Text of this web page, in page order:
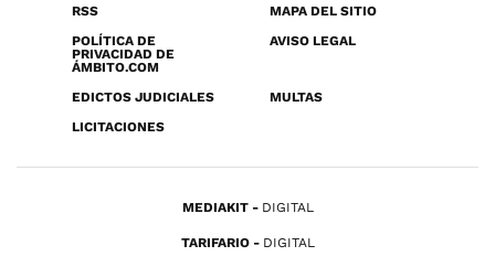
RSS
MAPA DEL SITIO
POLÍTICA DE
PRIVACIDAD DE
ÁMBITO.COM
AVISO LEGAL
EDICTOS JUDICIALES
MULTAS
LICITACIONES
MEDIAKIT DIGITAL
TARIFARIO DIGITAL